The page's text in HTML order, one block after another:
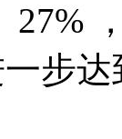
27%
步